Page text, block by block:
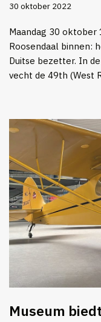
30 oktober 2022
Maandag 30
Roosendaal binnen:
Duitse bezetter. In
vecht de 49th (West
Museum